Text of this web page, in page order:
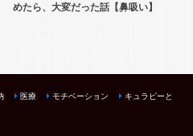
めたら、大変だった話【鼻吸い】
医療 モチベーション
キュラピーと